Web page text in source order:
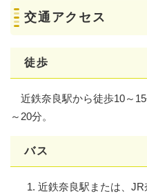
交通アクセス
徒歩
近鉄奈良駅から徒歩10～
～20分。
バス
近鉄奈良駅または、JR